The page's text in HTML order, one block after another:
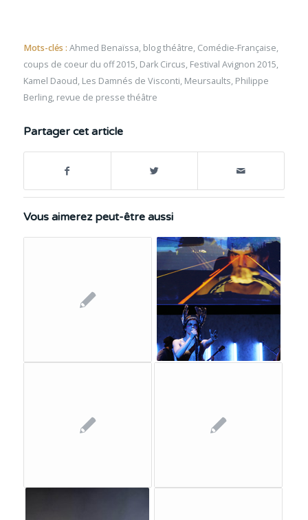
Mots-clés : Ahmed Benaïssa, blog théâtre, Comédie-Française,
coups de coeur du off 2015, Dark Circus, Festival Avignon 2015,
Kamel Daoud, Les Damnés de Visconti, Meursaults, Philippe
Berling, revue de presse théâtre
Partager cet article
Vous aimerez peut-être aussi